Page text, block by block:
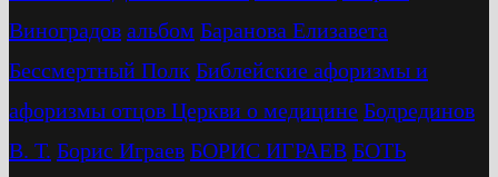
Виноградов альбом Баранова Елизавета
Бессмертный Полк Библейские афоризмы и
афоризмы отцов Церкви о медицине Бодрединов
В. Т. Бориc Играев БОРИС ИГРАЕВ БОТЬ